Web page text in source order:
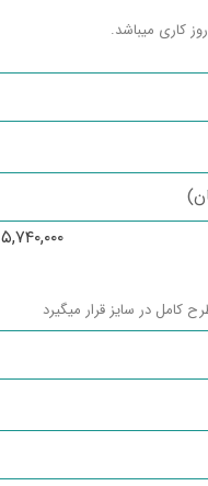
۵,۷۴۰,۰۰۰
کامل در سایز قرار میگیرد